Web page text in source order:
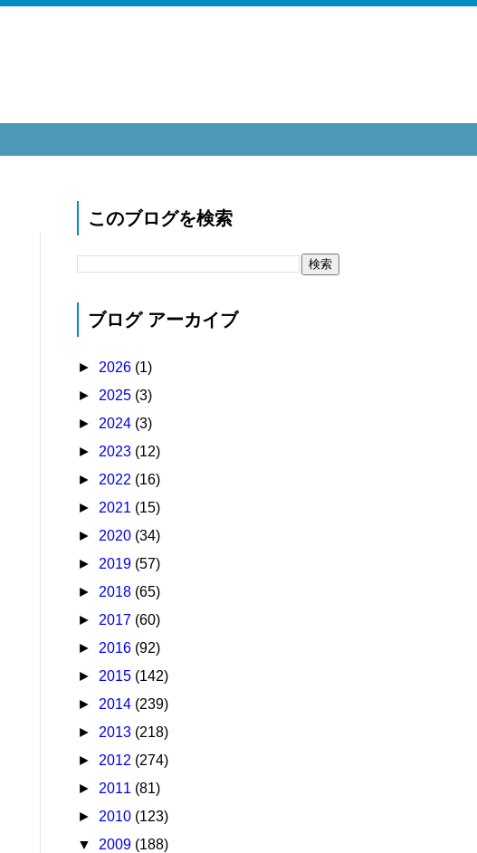
このブログを検索
ブログ アーカイブ
► 2026 (1)
► 2025 (3)
► 2024 (3)
► 2023 (12)
► 2022 (16)
► 2021 (15)
► 2020 (34)
► 2019 (57)
► 2018 (65)
► 2017 (60)
► 2016 (92)
► 2015 (142)
► 2014 (239)
► 2013 (218)
► 2012 (274)
► 2011 (81)
► 2010 (123)
▼ 2009 (188)